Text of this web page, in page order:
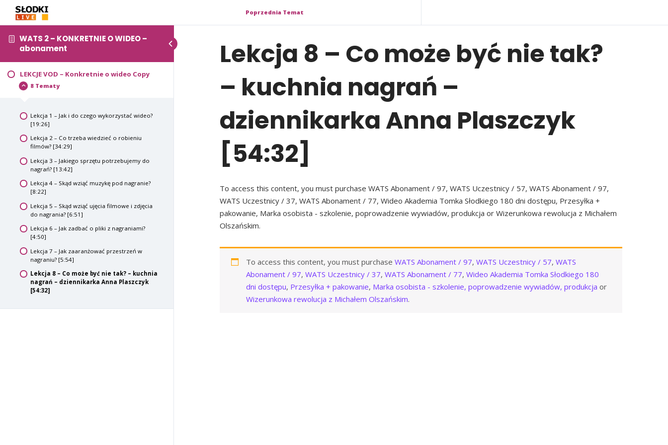
WATS 2 – KONKRETNIE O WIDEO –
abonament
LEKCJE VOD – Konkretnie o wideo Copy
8 Tematy
Lekcja 1 – Jak i do czego wykorzystać wideo?
[19:26]
Lekcja 2 – Co trzeba wiedzieć o robieniu
filmów? [34:29]
Lekcja 3 – Jakiego sprzętu potrzebujemy do
nagrań? [13:42]
Lekcja 4 – Skąd wziąć muzykę pod nagranie?
[8:22]
Lekcja 5 – Skąd wziąć ujęcia filmowe i zdjęcia
do nagrania? [6:51]
Lekcja 6 – Jak zadbać o pliki z nagraniami?
[4:50]
Lekcja 7 – Jak zaaranżować przestrzeń w
nagraniu? [5:54]
Lekcja 8 – Co może być nie tak? – kuchnia
nagrań – dziennikarka Anna Plaszczyk
[54:32]
Poprzednia Temat
Lekcja 8 – Co może być nie tak?
– kuchnia nagrań –
dziennikarka Anna Plaszczyk
[54:32]
To access this content, you must purchase WATS Abonament / 97, WATS Uczestnicy / 57, WATS Abonament / 97,
WATS Uczestnicy / 37, WATS Abonament / 77, Wideo Akademia Tomka Słodkiego 180 dni dostępu, Przesyłka +
pakowanie, Marka osobista - szkolenie, poprowadzenie wywiadów, produkcja or Wizerunkowa rewolucja z Michałem
Olszańskim.
To access this content, you must purchase WATS Abonament / 97, WATS Uczestnicy / 57, WATS
Abonament / 97, WATS Uczestnicy / 37, WATS Abonament / 77, Wideo Akademia Tomka Słodkiego 180
dni dostępu, Przesyłka + pakowanie, Marka osobista - szkolenie, poprowadzenie wywiadów, produkcja or
Wizerunkowa rewolucja z Michałem Olszańskim.